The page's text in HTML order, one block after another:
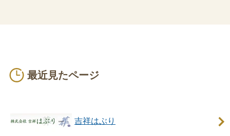
最近見たページ
吉祥はぶり